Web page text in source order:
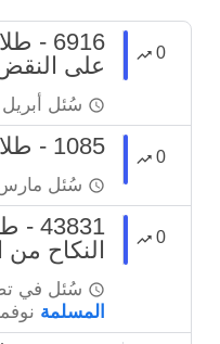
0
6916
على
سُئل أبريل 6،
0 1085 - طلاق الهازل واقع
سُئل مارس 24،
0
النكاح
سُئل في
المسلمة نوفمبر